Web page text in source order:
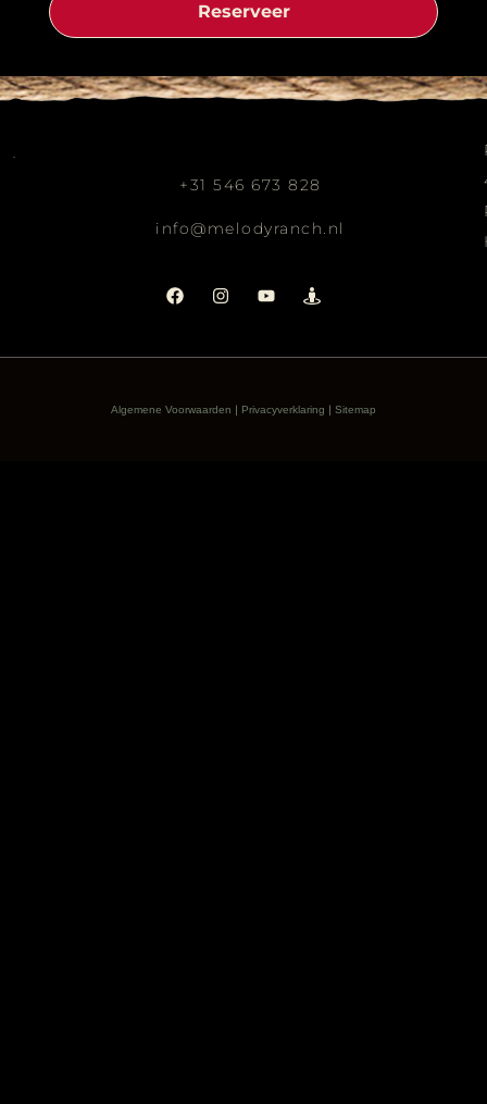
Reserveer
+31 546 673 828
info@melodyranch.nl
Algemene Voorwaarden | Privacyverklaring | Sitemap